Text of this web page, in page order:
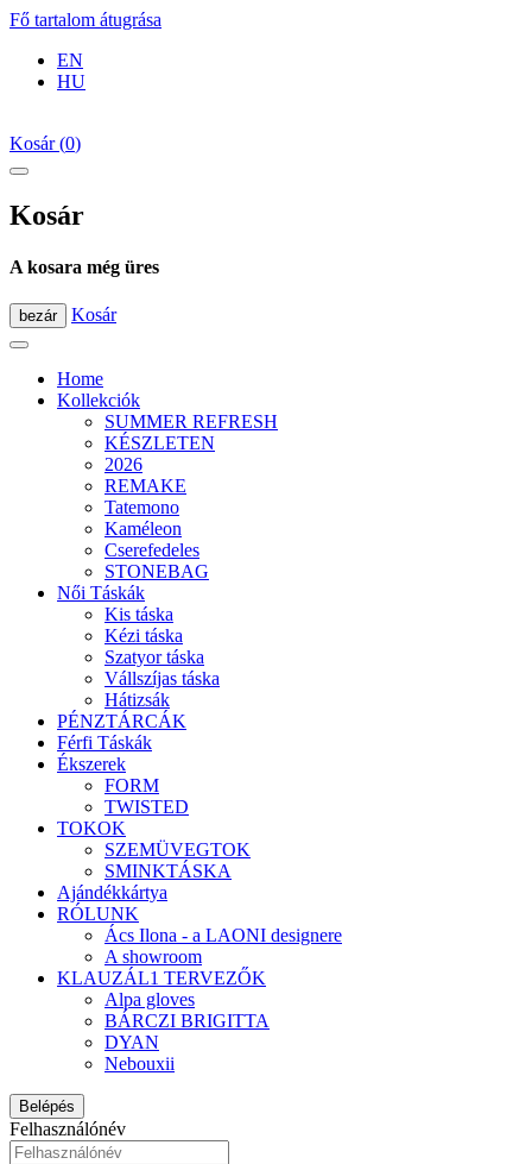
Fő tartalom átugrása
EN
HU
Kosár(0)
Kosár
A kosara még üres
bezár Kosár
Home
Kollekciók
SUMMER REFRESH
KÉSZLETEN
2026
REMAKE
Tatemono
Kaméleon
Cserefedeles
STONEBAG
Női Táskák
Kis táska
Kézi táska
Szatyor táska
Vállszíjas táska
Hátizsák
PÉNZTÁRCÁK
Férfi Táskák
Ékszerek
FORM
TWISTED
TOKOK
SZEMÜVEGTOK
SMINKTÁSKA
Ajándékkártya
RÓLUNK
Ács Ilona - a LAONI designere
A showroom
KLAUZÁL1 TERVEZŐK
Alpa gloves
BÁRCZI BRIGITTA
DYAN
Nebouxii
Belépés
Felhasználónév